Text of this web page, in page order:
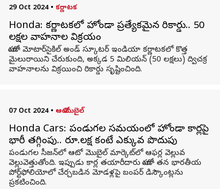
29 Oct 2024 • కర్ణాటక
Honda: కర్ణాటకలో హోండా ప్రత్యేకమైన రికార్డు.. 50
లక్షల వాహనాల విక్రయం
హోండా మోటార్‌సైకిల్ అండ్ స్కూటర్ ఇండియా కర్ణాటకలో కొత్త
మైలురాయిని చేరుకుంది, అక్కడ 5 మిలియన్ (50 లక్షలు) ద్విచక్ర
వాహనాలను విక్రయించి రికార్డు సృష్టించింది.
07 Oct 2024 • ఆటో మొబైల్
Honda Cars: పండుగల సమయంలో హోండా కార్లపై
భారీ తగ్గింపు.. రూ.లక్ష కంటే ఎక్కువ పొదుపు
పండుగల సీజన్‌లో ఆటో మొబైల్ మార్కెట్‌లో ఆఫర్ల వెల్లువ
వెల్లువెత్తుతోంది. ఇప్పుడు కార్ల తయారీదారు హోండా తన భారతీయ
పోర్ట్‌ఫోలియోలో చేర్చబడిన మోడళ్లపై బంపర్ డిస్కౌంట్లను
ప్రకటించింది.